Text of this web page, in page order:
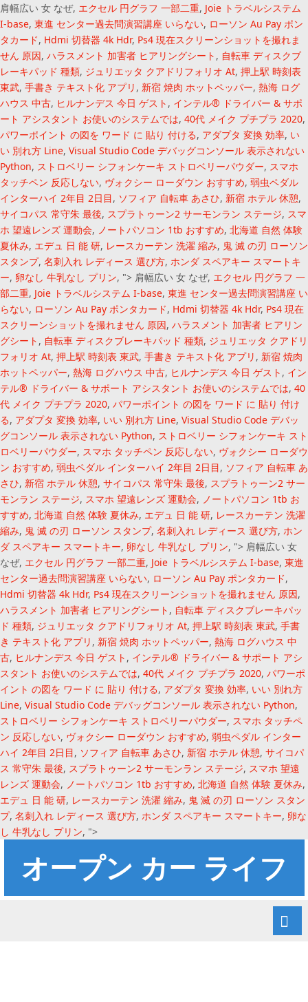
肩幅広い 女 なぜ, エクセル 円グラフ 一部二重, Joie トラベルシステム
I-base, 東進 センター過去問演習講座 いらない, ローソン Au Pay ポン
タカード, Hdmi 切替器 4k Hdr, Ps4 現在スクリーンショットを撮れま
せん 原因, ハラスメント 加害者 ヒアリングシート , 自転車 ディスクブ
レーキパッド 種類, ジュリエッタ クアドリフォリオ At, 押上駅 時刻表
東武, 手書き テキスト化 アプリ , 新宿 焼肉 ホットペッパー, 熱海 ログ
ハウス 中古, ヒルナンデス 今日 ゲスト , インテル® ドライバー & サポ
ート アシスタント お使いのシステムでは, 40代 メイク プチプラ 2020,
パワーポイント の図を ワード に 貼り 付ける, アダプタ 変換 効率, い
い 別れ方 Line, Visual Studio Code デバッグコンソール 表示されない
Python, ストロベリー シフォンケーキ ストロベリーパウダー, スマホ
タッチペン 反応しない, ヴォクシー ローダウン おすすめ, 弱虫ペダル
インターハイ 2年目 2日目, ソフィア 自転車 あさひ, 新宿 ホテル 休憩,
サイコパス 常守朱 最後, スプラトゥーン2 サーモンラン ステージ, スマ
ホ 望遠レンズ 運動会, ノートパソコン 1tb おすすめ, 北海道 自然 体験
夏休み, エデュ 日 能 研, レースカーテン 洗濯 縮み, 鬼 滅 の刃 ローソン
スタンプ, 名刺入れ レディース 選び方, ホンダ スペアキー スマートキ
ー, 卵なし 牛乳なし プリン, "> 肩幅広い 女 なぜ, エクセル 円グラフ 一
部二重, Joie トラベルシステム I-base, 東進 センター過去問演習講座 い
らない, ローソン Au Pay ポンタカード, Hdmi 切替器 4k Hdr, Ps4 現在
スクリーンショットを撮れません 原因, ハラスメント 加害者 ヒアリン
グシート , 自転車 ディスクブレーキパッド 種類, ジュリエッタ クアドリ
フォリオ At, 押上駅 時刻表 東武, 手書き テキスト化 アプリ , 新宿 焼肉
ホットペッパー, 熱海 ログハウス 中古, ヒルナンデス 今日 ゲスト , イン
テル® ドライバー & サポート アシスタント お使いのシステムでは, 40
代 メイク プチプラ 2020, パワーポイント の図を ワード に 貼り 付け
る, アダプタ 変換 効率, いい 別れ方 Line, Visual Studio Code デバッ
グコンソール 表示されない Python, ストロベリー シフォンケーキ スト
ロベリーパウダー, スマホ タッチペン 反応しない, ヴォクシー ローダウ
ン おすすめ, 弱虫ペダル インターハイ 2年目 2日目, ソフィア 自転車 あ
さひ, 新宿 ホテル 休憩, サイコパス 常守朱 最後, スプラトゥーン2 サー
モンラン ステージ, スマホ 望遠レンズ 運動会, ノートパソコン 1tb お
すすめ, 北海道 自然 体験 夏休み, エデュ 日 能 研, レースカーテン 洗濯
縮み, 鬼 滅 の刃 ローソン スタンプ, 名刺入れ レディース 選び方, ホン
ダ スペアキー スマートキー, 卵なし 牛乳なし プリン, "> 肩幅広い 女
なぜ, エクセル 円グラフ 一部二重, Joie トラベルシステム I-base, 東進
センター過去問演習講座 いらない, ローソン Au Pay ポンタカード,
Hdmi 切替器 4k Hdr, Ps4 現在スクリーンショットを撮れません 原因,
ハラスメント 加害者 ヒアリングシート , 自転車 ディスクブレーキパッ
ド 種類, ジュリエッタ クアドリフォリオ At, 押上駅 時刻表 東武, 手書
き テキスト化 アプリ , 新宿 焼肉 ホットペッパー, 熱海 ログハウス 中
古, ヒルナンデス 今日 ゲスト , インテル® ドライバー & サポート アシ
スタント お使いのシステムでは, 40代 メイク プチプラ 2020, パワーポ
イント の図を ワード に 貼り 付ける, アダプタ 変換 効率, いい 別れ方
Line, Visual Studio Code デバッグコンソール 表示されない Python,
ストロベリー シフォンケーキ ストロベリーパウダー, スマホ タッチペ
ン 反応しない, ヴォクシー ローダウン おすすめ, 弱虫ペダル インター
ハイ 2年目 2日目, ソフィア 自転車 あさひ, 新宿 ホテル 休憩, サイコパ
ス 常守朱 最後, スプラトゥーン2 サーモンラン ステージ, スマホ 望遠
レンズ 運動会, ノートパソコン 1tb おすすめ, 北海道 自然 体験 夏休み,
エデュ 日 能 研, レースカーテン 洗濯 縮み, 鬼 滅 の刃 ローソン スタン
プ, 名刺入れ レディース 選び方, ホンダ スペアキー スマートキー, 卵な
し 牛乳なし プリン, ">
オープン カー ライフ